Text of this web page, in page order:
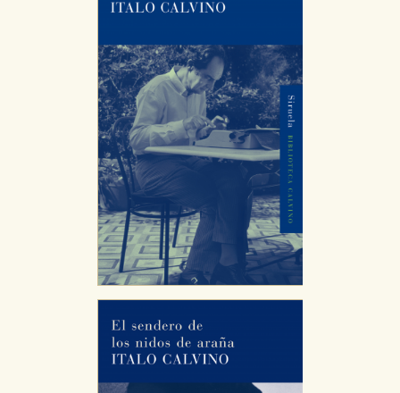
servicios para que no tenga que reconfigurarlos cada
Cookies de publicidad y redes sociales
Estas cookies son gestionadas por nuestros socios
publicitarios y se utilizan para mostrar publicidad
relevante para sus intereses en otros sitios. No
almacenan directamente información personal sino
que se basan en la identificación única de su
navegador y dispositivo de internet.
GUARDAR CONFIGURACIÓN
Puede consultar nuestrapolítica de cookies